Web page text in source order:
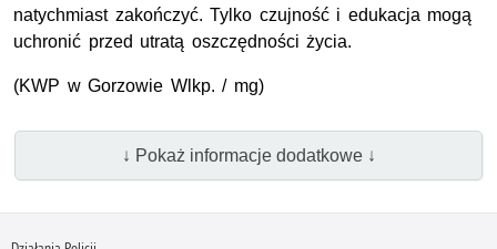
natychmiast zakończyć. Tylko czujność i edukacja mogą
uchronić przed utratą oszczędności życia.
(KWP w Gorzowie Wlkp. / mg)
↓ Pokaż informacje dodatkowe ↓